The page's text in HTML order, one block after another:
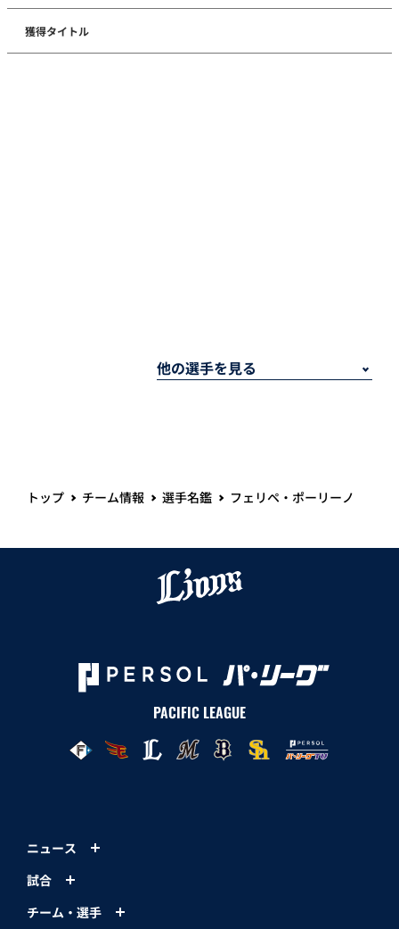
獲得タイトル
トップ チーム情報 選手名鑑 フェリペ・ポーリーノ
PACIFIC LEAGUE
ニュース
試合
チーム・選手